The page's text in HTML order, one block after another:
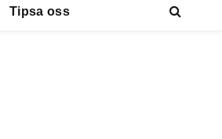
Tipsa oss